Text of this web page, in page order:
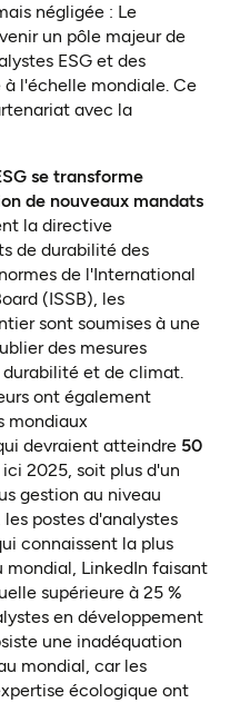
négligée : Le
un pôle majeur de
ESG et des
l'échelle mondiale. Ce
avec la
se transforme
de nouveaux mandats
la directive
de durabilité des
de l'International
(ISSB), les
sont soumises à une
des mesures
durabilité et de climat.
ont également
mondiaux
devraient atteindre 50
ici 2025, soit plus d'un
gestion au niveau
postes d'analystes
connaissent la plus
LinkedIn faisant
supérieure à 25 %
en développement
une inadéquation
mondial, car les
écologique ont